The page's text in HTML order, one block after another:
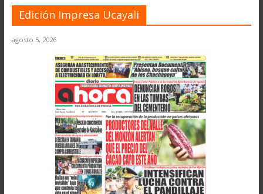
Edición Impresa Ucayali
agosto 5, 2026